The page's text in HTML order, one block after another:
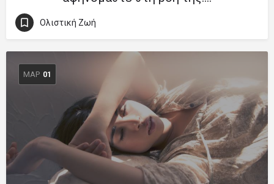
Ολιστική Ζωή
ΜΑΡ 01